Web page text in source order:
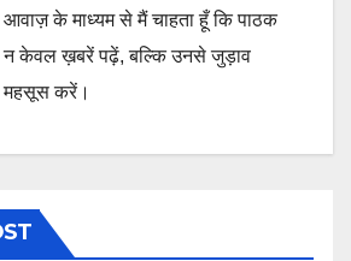
आवाज़ के माध्यम से मैं चाहता हूँ कि पाठक
न केवल ख़बरें पढ़ें, बल्कि उनसे जुड़ाव
महसूस करें।